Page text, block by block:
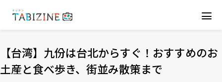
【台湾】九份は台北からすぐ！おすすめのお
土産と食べ歩き、街並み散策まで